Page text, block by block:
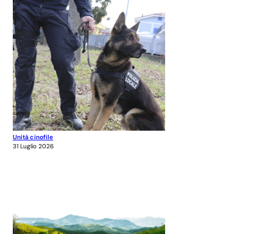
Unità cinofile
31 Luglio 2026